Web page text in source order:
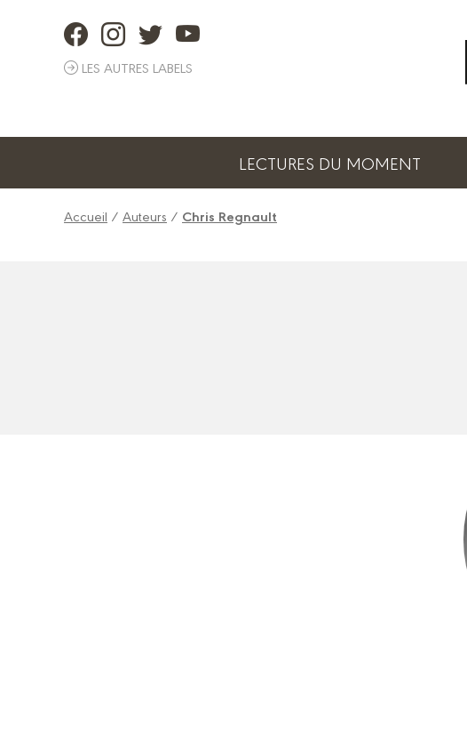
LES AUTRES LABELS
LECTURES DU MOMENT
Accueil / Auteurs / Chris Regnault